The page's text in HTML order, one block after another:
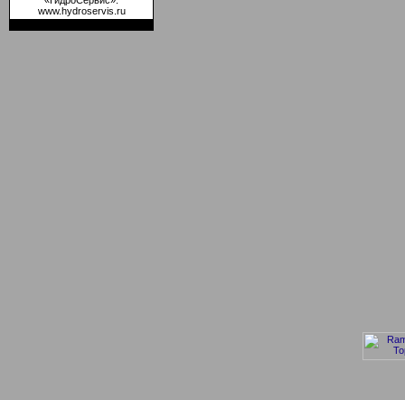
www.hydroservis.ru